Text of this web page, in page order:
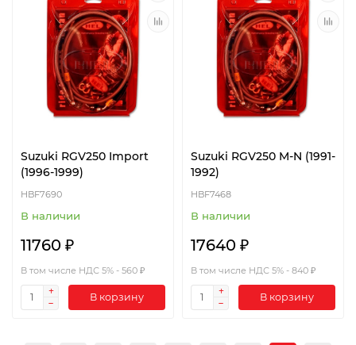
Suzuki RGV250 Import
(1996-1999)
HBF7690
В наличии
11760 ₽
В том числе НДС 5% - 560 ₽
В корзину
Suzuki RGV250 M-N (1991-
1992)
HBF7468
В наличии
17640 ₽
В том числе НДС 5% - 840 ₽
В корзину